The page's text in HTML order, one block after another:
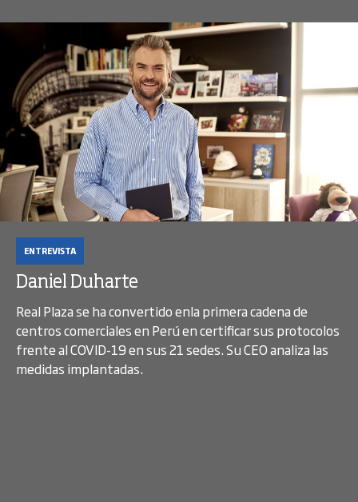
ENTREVISTA
Daniel Duharte
Real Plaza se ha convertido enla primera cadena de
centros comerciales en Perú en certificar sus protocolos
frente al COVID-19 en sus 21 sedes. Su CEO analiza las
medidas implantadas.